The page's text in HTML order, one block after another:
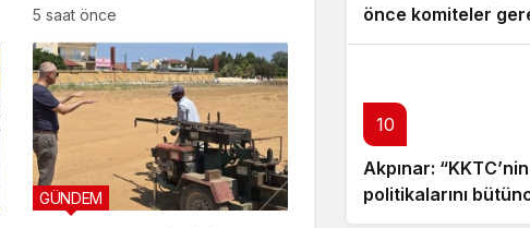
etmeyeceğimizin en açık
kanıtıdır”
5 saat önce
GÜNDEM
önce komiteler
üretmeli”
10
Akpınar:
politikalarını